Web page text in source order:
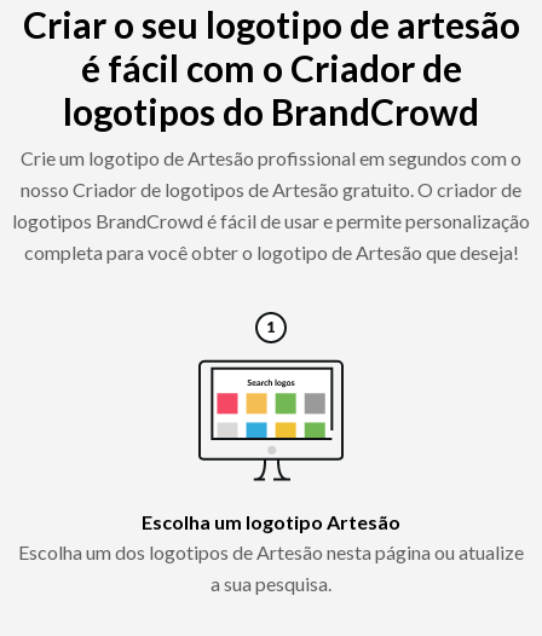
Criar o seu logotipo de artesão
é fácil com o Criador de
logotipos do BrandCrowd
Crie um logotipo de Artesão profissional em segundos com o
nosso Criador de logotipos de Artesão gratuito. O criador de
logotipos BrandCrowd é fácil de usar e permite personalização
completa para você obter o logotipo de Artesão que deseja!
Escolha um logotipo Artesão
Escolha um dos logotipos de Artesão nesta página ou atualize
a sua pesquisa.